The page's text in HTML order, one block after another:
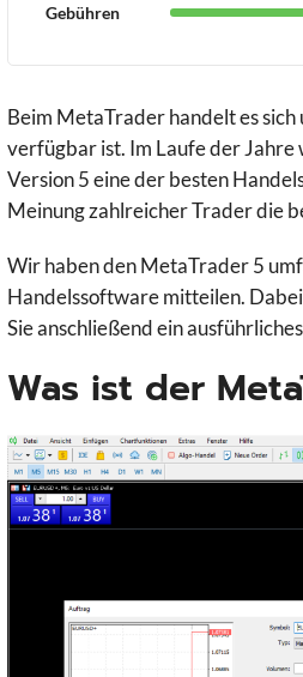
Gebühren
Beim MetaTrader handelt es
verfügbar ist. Im Laufe der
Version 5 eine der besten
Meinung zahlreicher Trader die
Wir haben den MetaTrader 5
Handelssoftware mitteilen.
Sie anschließend ein
Was ist der